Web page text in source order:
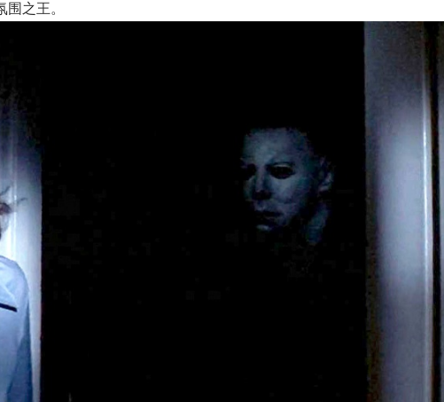
围之王。